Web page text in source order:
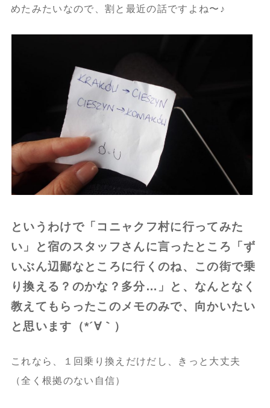
めたみたいなので、割と最近の話ですよね〜♪
というわけで「コニャクフ村に行ってみた
い」と宿のスタッフさんに言ったところ「ず
いぶん辺鄙なところに行くのね、この街で乗
り換える？のかな？多分…」と、なんとなく
教えてもらったこのメモのみで、向かいたい
と思います（*´∀｀）
これなら、１回乗り換えだけだし、きっと大丈夫
（全く根拠のない自信）